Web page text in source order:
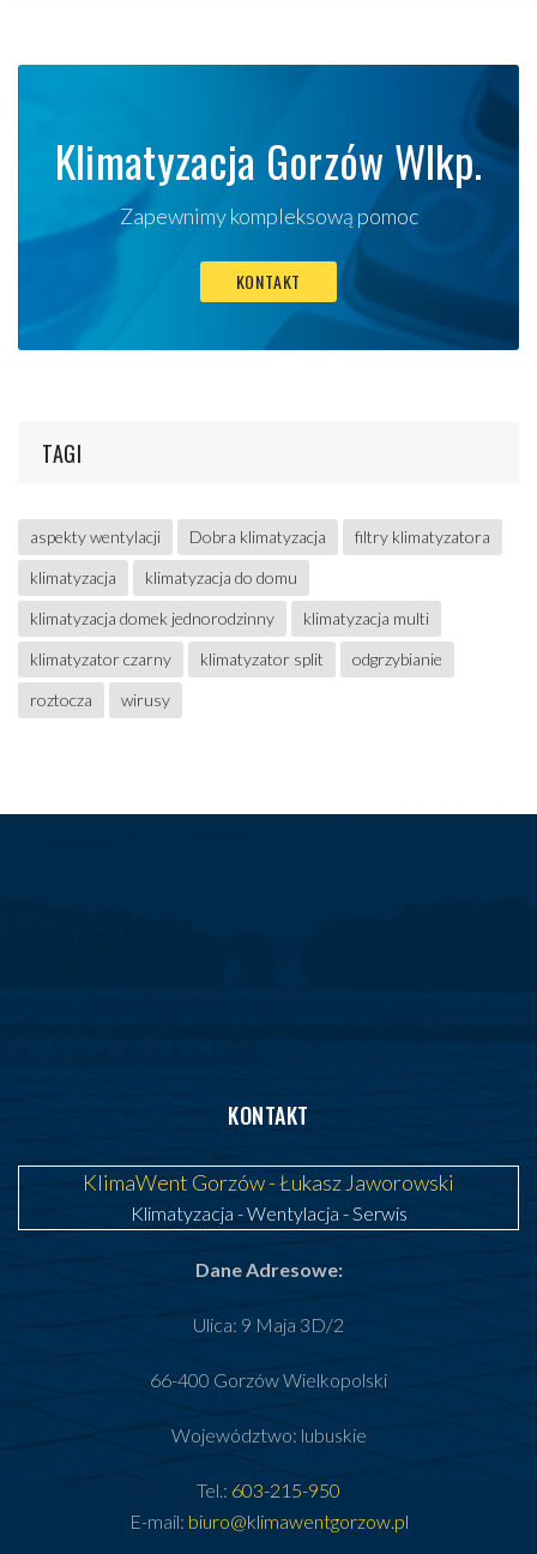
Klimatyzacja Gorzów Wlkp.
Zapewnimy kompleksową pomoc
KONTAKT
TAGI
aspekty wentylacji Dobra klimatyzacja
filtry klimatyzatora
klimatyzacja
klimatyzacja do domu
klimatyzacja domek jednorodzinny
klimatyzacja multi
klimatyzator czarny
klimatyzator split
odgrzybianie
roztocza
wirusy
KONTAKT
KlimaWent Gorzów - Łukasz Jaworowski
Klimatyzacja -Wentylacja -Serwis
Dane Adresowe:
Ulica: 9 Maja 3D/2
66-400 Gorzów Wielkopolski
Województwo: lubuskie
Tel.: 603-215-950
E-mail: biuro@klimawentgorzow.pl